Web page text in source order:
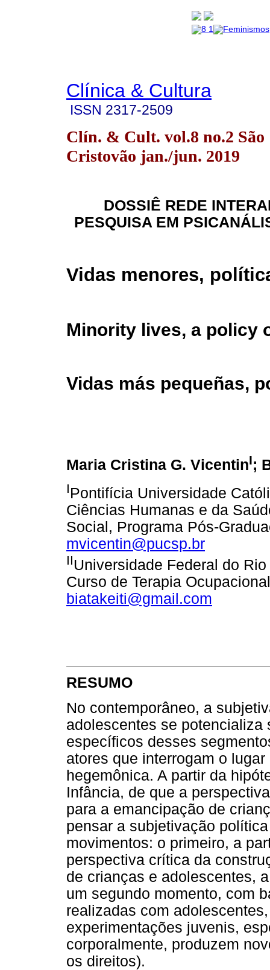
Clínica & Cultura
ISSN 2317-2509
Clín. & Cult. vol.8 no.2 São
Cristovão jan./jun. 2019
DOSSIÊ REDE
PESQUISA EM
Vidas menores,
Minority lives, a policy
Vidas más pequeñas,
Maria Cristina G. VicentinI;
IPontifícia Universidade
Ciências Humanas e da
Social, Programa Pós-
mvicentin@pucsp.br
IIUniversidade Federal do
Curso de Terapia
biatakeiti@gmail.com
RESUMO
No contemporâneo, a
adolescentes se
específicos desses
atores que interrogam o
hegemônica. A partir da
Infância, de que a
para a emancipação de
pensar a subjetivação
movimentos: o primeiro, a
perspectiva crítica da
de crianças e adolescentes,
um segundo momento, com
realizadas com
experimentações juvenis,
corporalmente, produzem
os direitos).